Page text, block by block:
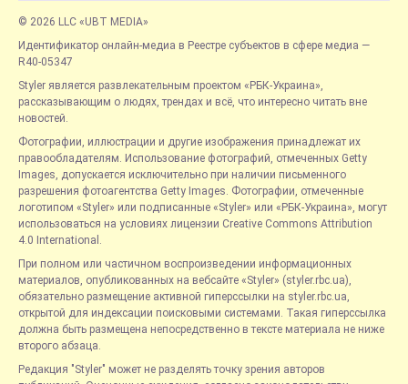
© 2026 LLC «UBT MEDIA»
Идентификатор онлайн-медиа в Реестре субъектов в сфере медиа —
R40-05347
Styler является развлекательным проектом «РБК-Украина»,
рассказывающим о людях, трендах и всё, что интересно читать вне
новостей.
Фотографии, иллюстрации и другие изображения принадлежат их
правообладателям. Использование фотографий, отмеченных Getty
Images, допускается исключительно при наличии письменного
разрешения фотоагентства Getty Images. Фотографии, отмеченные
логотипом «Styler» или подписанные «Styler» или «РБК-Украина», могут
использоваться на условиях лицензии Creative Commons Attribution
4.0 International.
При полном или частичном воспроизведении информационных
материалов, опубликованных на вебсайте «Styler» (styler.rbc.ua),
обязательно размещение активной гиперссылки на styler.rbc.ua,
открытой для индексации поисковыми системами. Такая гиперссылка
должна быть размещена непосредственно в тексте материала не ниже
второго абзаца.
Редакция "Styler" может не разделять точку зрения авторов